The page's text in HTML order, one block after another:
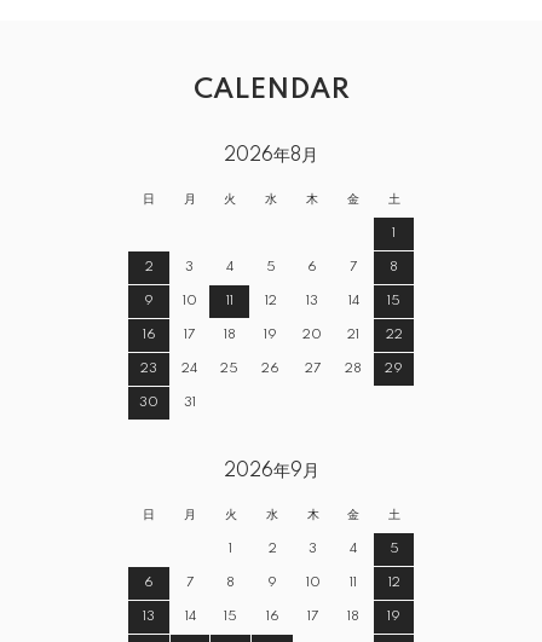
CALENDAR
2026年8月
日 月 火 水 木 金 土
1
2 3 4 5 6 7 8
9 10 11 12 13 14 15
16 17 18 19 20 21 22
23 24 25 26 27 28 29
30 31
2026年9月
日 月 火 水 木 金 土
1 2 3 4 5
6 7 8 9 10 11 12
13 14 15 16 17 18 19